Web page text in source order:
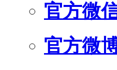
官方微
官方微